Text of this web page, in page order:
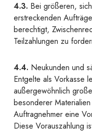
4.3. Bei größeren,
erstreckenden
berechtigt,
Teilzahlungen zu
4.4. Neukunden und
Entgelte als Vorkasse
außergewöhnlich
besonderer
Auftragnehmer eine
Diese Vorauszahlung